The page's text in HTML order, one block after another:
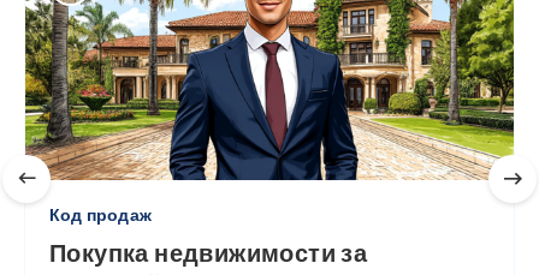
Код продаж
Покупка недвижимости за